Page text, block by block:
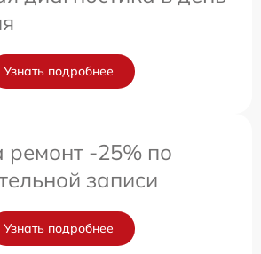
Узнать подробнее
ремонт -25% по
записи
Узнать подробнее